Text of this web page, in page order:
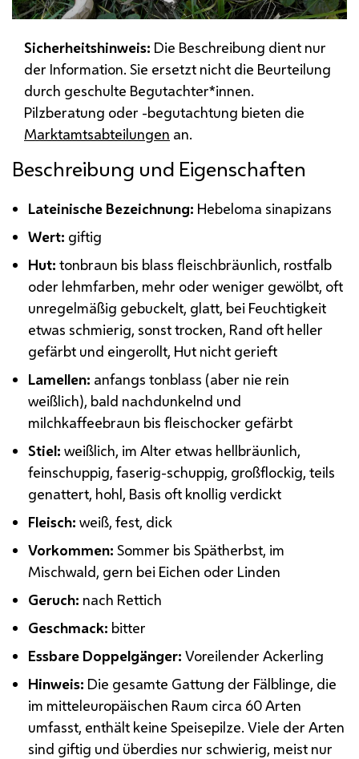
Sicherheitshinweis: Die Beschreibung dient nur
der Information. Sie ersetzt nicht die Beurteilung
durch geschulte Begutachter*innen.
Pilzberatung oder -begutachtung bieten die
Marktamtsabteilungen an.
Beschreibung und Eigenschaften
Lateinische Bezeichnung: Hebeloma sinapizans
Wert: giftig
Hut: tonbraun bis blass fleischbräunlich, rostfalb
oder lehmfarben, mehr oder weniger gewölbt, oft
unregelmäßig gebuckelt, glatt, bei Feuchtigkeit
etwas schmierig, sonst trocken, Rand oft heller
gefärbt und eingerollt, Hut nicht gerieft
Lamellen: anfangs tonblass (aber nie rein
weißlich), bald nachdunkelnd und
milchkaffeebraun bis fleischocker gefärbt
Stiel: weißlich, im Alter etwas hellbräunlich,
feinschuppig, faserig-schuppig, großflockig, teils
genattert, hohl, Basis oft knollig verdickt
Fleisch: weiß, fest, dick
Vorkommen: Sommer bis Spätherbst, im
Mischwald, gern bei Eichen oder Linden
Geruch: nach Rettich
Geschmack: bitter
Essbare Doppelgänger: Voreilender Ackerling
Hinweis: Die gesamte Gattung der Fälblinge, die
im mitteleuropäischen Raum circa 60 Arten
umfasst, enthält keine Speisepilze. Viele der Arten
sind giftig und überdies nur schwierig, meist nur